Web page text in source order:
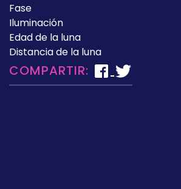
Fase
Iluminación
Edad de la luna
Distancia de la luna
COMPARTIR: